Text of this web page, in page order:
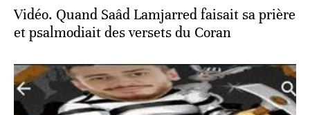
Vidéo. Quand Saâd Lamjarred faisait sa prière
et psalmodiait des versets du Coran